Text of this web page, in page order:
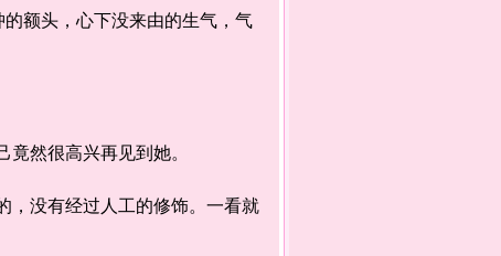
额头，心下没来由的生气，气
然很高兴再见到她。
没有经过人工的修饰。一看就